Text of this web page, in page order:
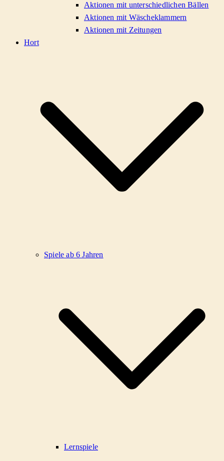
Aktionen mit unterschiedlichen Bällen
Aktionen mit Wäscheklammern
Aktionen mit Zeitungen
Hort
Spiele ab 6 Jahren
Lernspiele